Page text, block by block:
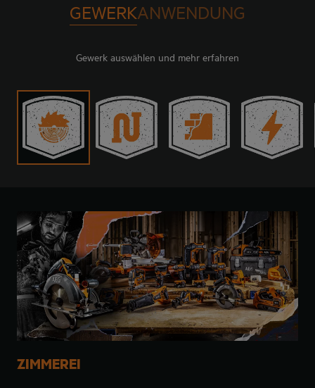
GEWERKANWENDUNG
Gewerk auswählen und mehr erfahren
ZIMMEREI